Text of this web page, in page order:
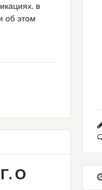
в
об этом
О